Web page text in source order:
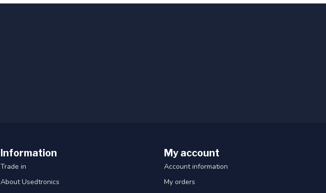
Information
Trade in
About Usedtronics
My account
Account information
My orders